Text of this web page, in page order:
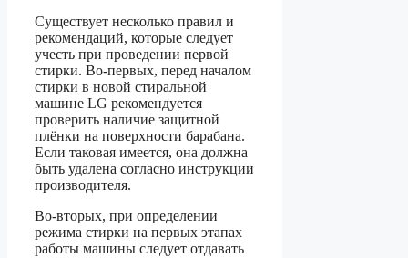
Существует несколько правил и
рекомендаций, которые следует
учесть при проведении первой
стирки. Во-первых, перед началом
стирки в новой стиральной
машине LG рекомендуется
проверить наличие защитной
плёнки на поверхности барабана.
Если таковая имеется, она должна
быть удалена согласно инструкции
производителя.
Во-вторых, при определении
режима стирки на первых этапах
работы машины следует отдавать